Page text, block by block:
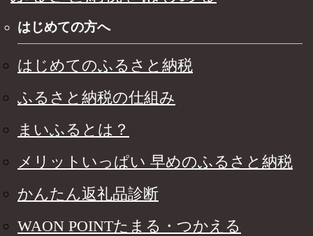
はじめての方へ
はじめてのふるさと納税
ふるさと納税の仕組み
まいふるとは？
メリットいっぱい 早めのふるさと納税
かんたん返礼品診断
WAON POINTたまる・つかえる